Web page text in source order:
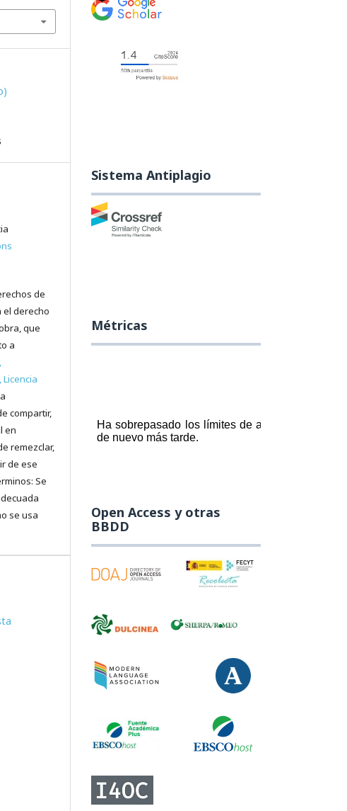
de
el derecho
que
a
compartir,
en
remezclar,
de ese
Se
se usa
Sistema Antiplagio
Métricas
Open Access y otras
BBDD